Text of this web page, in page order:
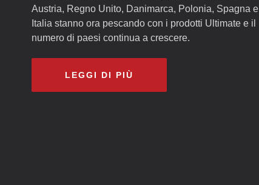
Austria, Regno Unito, Danimarca, Polonia, Spagna e
Italia stanno ora pescando con i prodotti Ultimate e il
numero di paesi continua a crescere.
LEGGI DI PIÙ